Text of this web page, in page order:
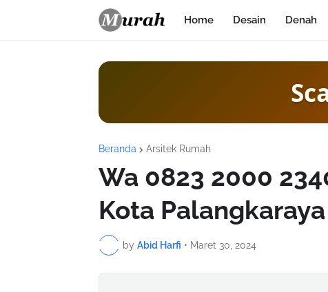
Home Desain Denah
Beranda Arsitek Rumah
Wa 0823 2000
Kota Palangkaraya
by Abid Harfi • Maret 30, 2024